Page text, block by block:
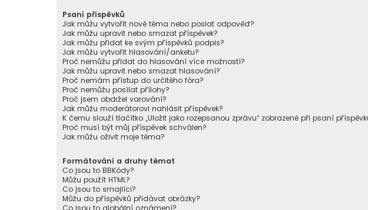
Psaní příspěvků
Jak můžu vytvořit nové téma nebo poslat odpověď?
Jak můžu upravit nebo smazat příspěvek?
Jak můžu přidat ke svým příspěvků podpis?
Jak můžu vytvořit hlasování/anketu?
Proč nemůžu přidat do hlasování více možností?
Jak můžu upravit nebo smazat hlasování?
Proč nemám přístup do určitého fóra?
Proč nemůžu posílat přílohy?
Proč jsem obdržel varování?
Jak můžu moderátorovi nahlásit příspěvek?
K čemu slouží tlačítko „Uložit jako rozepsanou zprávu“ zobrazené při psaní
Proč musí být můj příspěvek schválen?
Jak můžu oživit moje téma?
Formátování a druhy témat
Co jsou to BBKódy?
Můžu použít HTML?
Co jsou to smajlíci?
Můžu do příspěvků přidávat obrázky?
Co jsou to globální oznámení?